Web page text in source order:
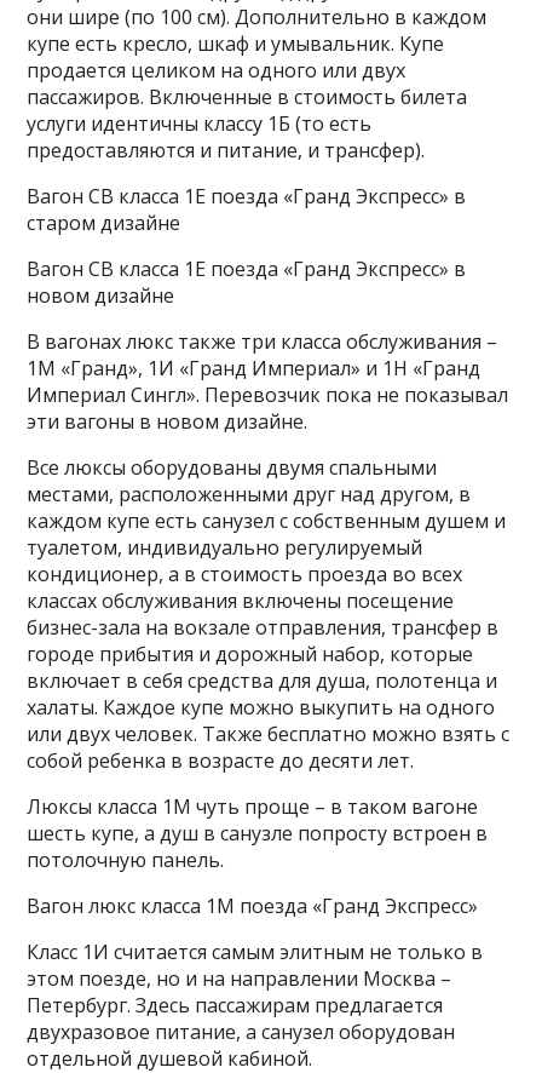
они шире (по 100 см). Дополнительно в каждом
купе есть кресло, шкаф и умывальник. Купе
продается целиком на одного или двух
пассажиров. Включенные в стоимость билета
услуги идентичны классу 1Б (то есть
предоставляются и питание, и трансфер).
Вагон СВ класса 1Е поезда «Гранд Экспресс» в
старом дизайне
Вагон СВ класса 1Е поезда «Гранд Экспресс» в
новом дизайне
В вагонах люкс также три класса обслуживания –
1М «Гранд», 1И «Гранд Империал» и 1Н «Гранд
Империал Сингл». Перевозчик пока не показывал
эти вагоны в новом дизайне.
Все люксы оборудованы двумя спальными
местами, расположенными друг над другом, в
каждом купе есть санузел с собственным душем и
туалетом, индивидуально регулируемый
кондиционер, а в стоимость проезда во всех
классах обслуживания включены посещение
бизнес-зала на вокзале отправления, трансфер в
городе прибытия и дорожный набор, которые
включает в себя средства для душа, полотенца и
халаты. Каждое купе можно выкупить на одного
или двух человек. Также бесплатно можно взять с
собой ребенка в возрасте до десяти лет.
Люксы класса 1M чуть проще – в таком вагоне
шесть купе, а душ в санузле попросту встроен в
потолочную панель.
Вагон люкс класса 1М поезда «Гранд Экспресс»
Класс 1И считается самым элитным не только в
этом поезде, но и на направлении Москва –
Петербург. Здесь пассажирам предлагается
двухразовое питание, а санузел оборудован
отдельной душевой кабиной.